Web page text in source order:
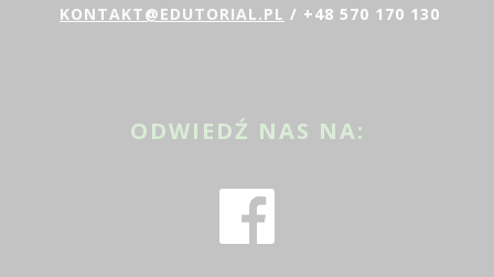
KONTAKT@EDUTORIAL.PL / +48 570 170 130
ODWIEDŹ NAS NA: